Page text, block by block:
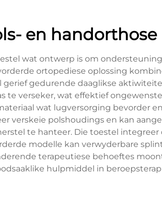
en handorthose
wat ontwerp is om
ortopediese oplossing
gedurende daaglikse
te verseker, wat effektief
wat lugversorging bevorder
verskeie polshoudings en kan
te hanteer. Die toestel
modelle kan verwyderbare
terapeutiese behoeftes
hulpmiddel in